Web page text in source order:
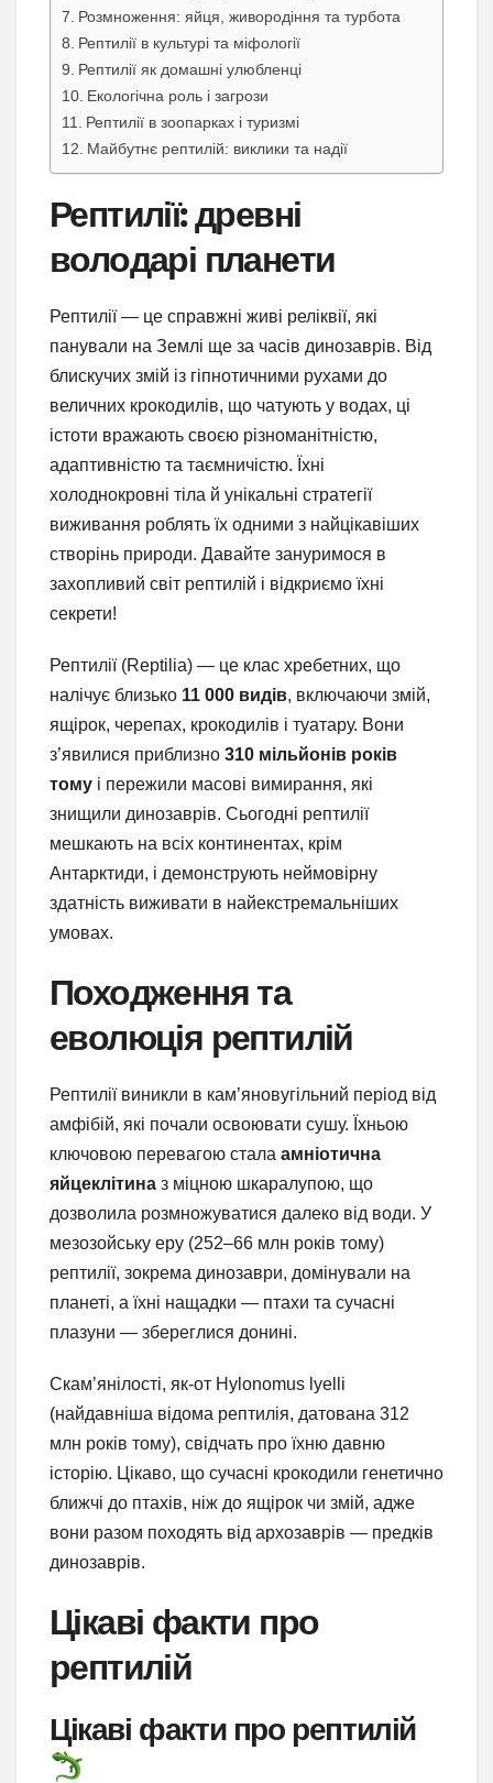
Розмноження: яйця, живородіння та турбота
Рептилії в культурі та міфології
Рептилії як домашні улюбленці
Екологічна роль і загрози
Рептилії в зоопарках і туризмі
Майбутнє рептилій: виклики та надії
Рептилії: древні
володарі планети
Рептилії — це справжні живі реліквії, які
панували на Землі ще за часів динозаврів. Від
блискучих змій із гіпнотичними рухами до
величних крокодилів, що чатують у водах, ці
істоти вражають своєю різноманітністю,
адаптивністю та таємничістю. Їхні
холоднокровні тіла й унікальні стратегії
виживання роблять їх одними з найцікавіших
створінь природи. Давайте зануримося в
захопливий світ рептилій і відкриємо їхні
секрети!
Рептилії (Reptilia) — це клас хребетних, що
налічує близько 11 000 видів, включаючи змій,
ящірок, черепах, крокодилів і туатару. Вони
з’явилися приблизно 310 мільйонів років
тому і пережили масові вимирання, які
знищили динозаврів. Сьогодні рептилії
мешкають на всіх континентах, крім
Антарктиди, і демонструють неймовірну
здатність виживати в найекстремальніших
умовах.
Походження та
еволюція рептилій
Рептилії виникли в кам’яновугільний період від
амфібій, які почали освоювати сушу. Їхньою
ключовою перевагою стала амніотична
яйцеклітина з міцною шкаралупою, що
дозволила розмножуватися далеко від води. У
мезозойську еру (252–66 млн років тому)
рептилії, зокрема динозаври, домінували на
планеті, а їхні нащадки — птахи та сучасні
плазуни — збереглися донині.
Скам’янілості, як-от Hylonomus lyelli
(найдавніша відома рептилія, датована 312
млн років тому), свідчать про їхню давню
історію. Цікаво, що сучасні крокодили генетично
ближчі до птахів, ніж до ящірок чи змій, адже
вони разом походять від архозаврів — предків
динозаврів.
Цікаві факти про
рептилій
Цікаві факти про рептилій